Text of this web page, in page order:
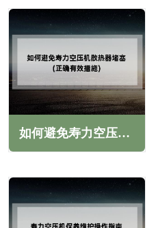
如何避免寿力空压机散热器堵塞(正确有效措施)